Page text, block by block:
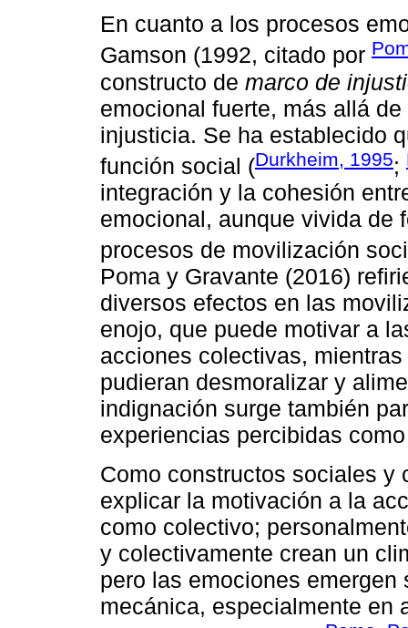
En cuanto a los procesos
Gamson (1992, citado por
constructo de marco de
emocional fuerte, más allá
injusticia. Se ha establecido
función social (Durkheim, 1995;
integración y la cohesión
emocional, aunque vivida de
procesos de movilización
Poma y Gravante (2016)
diversos efectos en las
enojo, que puede motivar a
acciones colectivas,
pudieran desmoralizar y
indignación surge también
experiencias percibidas
Como constructos sociales y
explicar la motivación a la
como colectivo;
y colectivamente crean un
pero las emociones
mecánica, especialmente en